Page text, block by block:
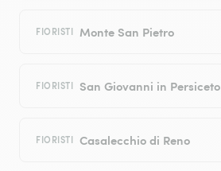
FIORISTI Monte San Pietro
FIORISTI San Giovanni in Persiceto
FIORISTI Casalecchio di Reno